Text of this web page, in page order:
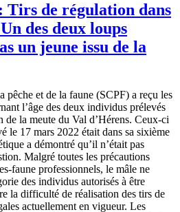
Tirs de régulation dans
des deux loups
un jeune issu de la
pêche et de la faune (SCPF) a reçu les
l’âge des deux individus prélevés
de la meute du Val d’Hérens. Ceux-ci
le 17 mars 2022 était dans sa sixième
a démontré qu’il n’était pas
Malgré toutes les précautions
faune professionnels, le mâle ne
des individus autorisés à être
la difficulté de réalisation des tirs de
actuellement en vigueur. Les